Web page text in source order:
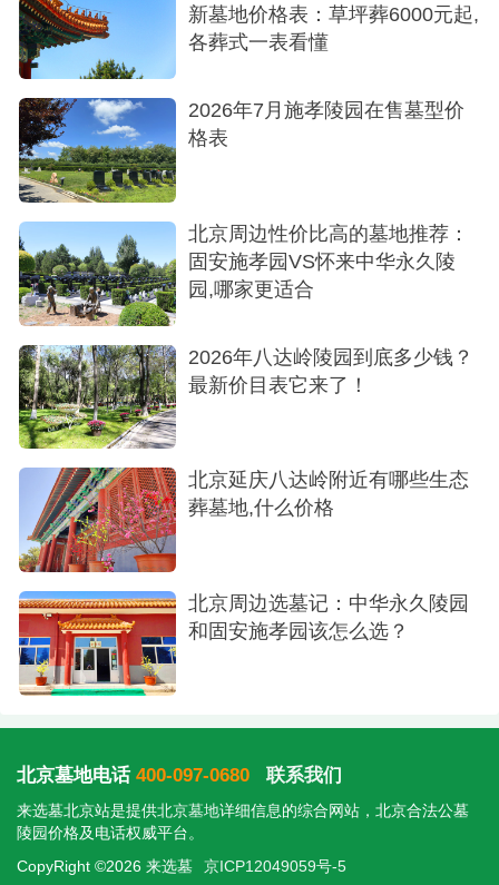
新墓地价格表：草坪葬6000元起,
各葬式一表看懂
2026年7月施孝陵园在售墓型价
格表
北京周边性价比高的墓地推荐：
固安施孝园VS怀来中华永久陵
园,哪家更适合
2026年八达岭陵园到底多少钱？
最新价目表它来了！
北京延庆八达岭附近有哪些生态
葬墓地,什么价格
北京周边选墓记：中华永久陵园
和固安施孝园该怎么选？
北京墓地电话 400-097-0680 联系我们
来选墓北京站是提供北京墓地详细信息的综合网站，北京合法公墓
陵园价格及电话权威平台。
CopyRight ©2026 来选墓
京ICP12049059号-5